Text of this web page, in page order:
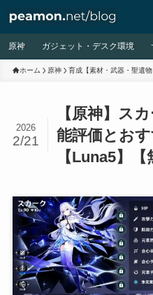
原神 ガジェット・デスク環境
ホーム 原神 育成【素材・武器・聖遺物
【原神】ス
能評価とお
【Luna5】【
2026
2/21